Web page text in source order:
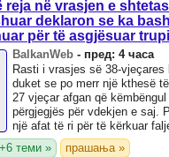
reja në vrasjen e
deklaron se ka
për të asgjësuar
BalkanWeb - пред: 4 часа
Rasti i vrasjes së 38-vjeçares
duket se po merr një kthesë
27 vjeçar afgan që
përgjegjës për vdekjen e saj.
një afat të ri për të kërkuar
paraqiti versionin e tij të ...
+6 теми » прашања »